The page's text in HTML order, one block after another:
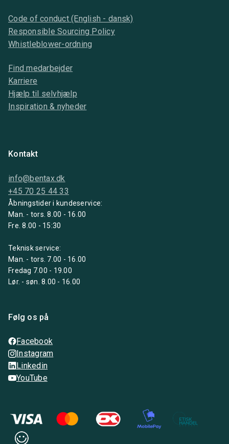
Code of conduct (English - dansk)
Responsible Sourcing Policy
Whistleblower-ordning
Find medarbejder
Karriere
Hjælp til selvhjælp
Inspiration & nyheder
Kontakt
info@bentax.dk
+45 70 25 44 33
Åbningstider i kundeservice:
Man. - tors. 8.00 - 16.00
Fre. 8.00 - 15:30
Teknisk service:
Man. - tors. 7.00 - 16.00
Fredag 7.00 - 19.00
Lør. - søn. 8.00 - 16.00
Følg os på
Facebook
Instagram
Linkedin
YouTube